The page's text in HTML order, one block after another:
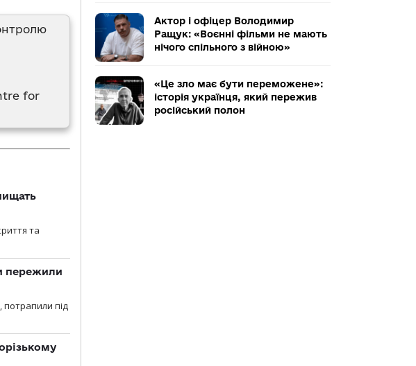
for
та
пережили
потрапили під
Актор і офіцер Володимир
Ращук: «Воєнні фільми не мають
нічого спільного з війною»
«Це зло має бути переможене»:
історія українця, який пережив
російський полон